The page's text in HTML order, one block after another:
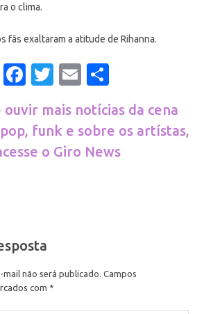
o clima.
fãs exaltaram a atitude de Rihanna.
Messenger
Facebook
Twitter
Email
ouvir mais notícias da cena
funk e sobre os artístas,
o Giro News
não será publicado. Campos
com *